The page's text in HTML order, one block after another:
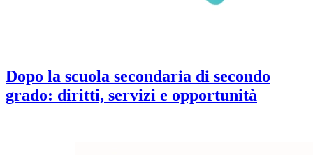
Dopo la scuola secondaria di secondo
grado: diritti, servizi e opportunità